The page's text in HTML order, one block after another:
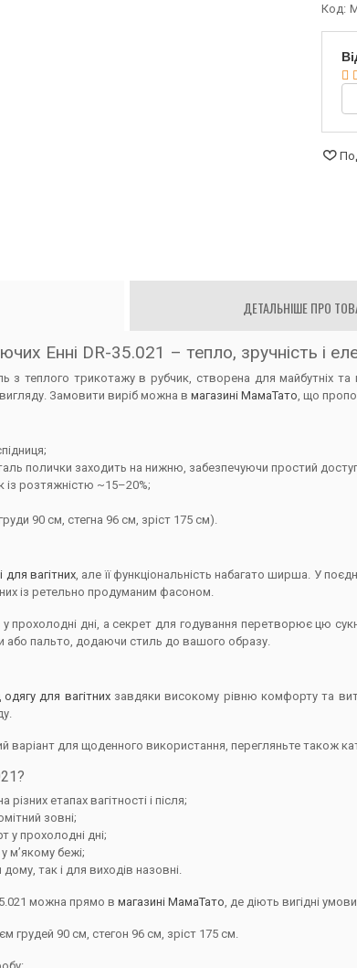
Код:
ДЕТАЛЬНІШЕ ПРО
Енні DR-35.021 – тепло, зручність і
з теплого трикотажу в рубчик, створена для майбутніх
Замовити виріб можна в магазині МамаТато, що
полички заходить на нижню, забезпечуючи простий
із розтяжністю ~15–20%;
90 см, стегна 96 см, зріст 175 см).
для вагітних, але її функціональність набагато ширша. У
із ретельно продуманим фасоном.
у прохолодні дні, а секрет для годування перетворює цю
або пальто, додаючи стиль до вашого образу.
одягу для вагітнихзавдяки високому рівню комфорту та
варіант для щоденного використання, перегляньте також
етапах вагітності і після;
зовні;
прохолодні дні;
м’якому бежі;
так і для виходів назовні.
можна прямо в магазині МамаТато, де діють вигідні
грудей 90 см, стегон 96 см, зріст 175 см.